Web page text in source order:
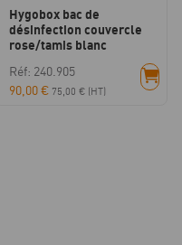
Hygobox bac de
désinfection couvercle
rose/tamis blanc
Réf: 240.905
90,00€ 75,00 € (HT)